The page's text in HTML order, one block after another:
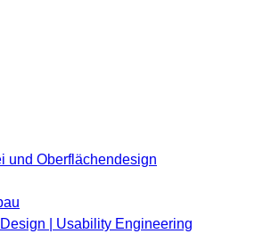
und Oberflächendesign
| Usability Engineering